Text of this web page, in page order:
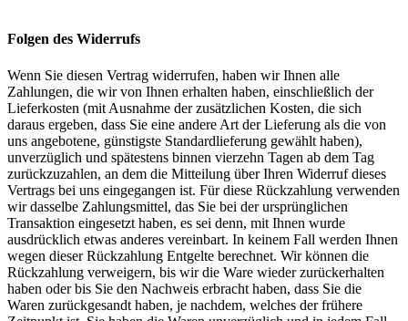
Folgen des Widerrufs
Wenn Sie diesen Vertrag widerrufen, haben wir Ihnen alle
Zahlungen, die wir von Ihnen erhalten haben, einschließlich der
Lieferkosten (mit Ausnahme der zusätzlichen Kosten, die sich
daraus ergeben, dass Sie eine andere Art der Lieferung als die von
uns angebotene, günstigste Standardlieferung gewählt haben),
unverzüglich und spätestens binnen vierzehn Tagen ab dem Tag
zurückzuzahlen, an dem die Mitteilung über Ihren Widerruf dieses
Vertrags bei uns eingegangen ist. Für diese Rückzahlung verwenden
wir dasselbe Zahlungsmittel, das Sie bei der ursprünglichen
Transaktion eingesetzt haben, es sei denn, mit Ihnen wurde
ausdrücklich etwas anderes vereinbart. In keinem Fall werden Ihnen
wegen dieser Rückzahlung Entgelte berechnet. Wir können die
Rückzahlung verweigern, bis wir die Ware wieder zurückerhalten
haben oder bis Sie den Nachweis erbracht haben, dass Sie die
Waren zurückgesandt haben, je nachdem, welches der frühere